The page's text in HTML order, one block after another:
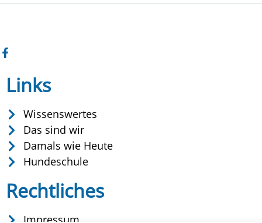
Links
Wissenswertes
Das sind wir
Damals wie Heute
Hundeschule
Rechtliches
Impressum